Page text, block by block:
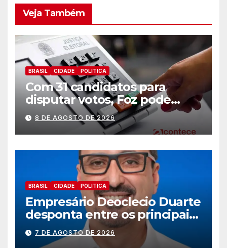
Veja Também
BRASIL CIDADE POLITICA
Com 31 candidatos para
disputar votos, Foz pode
perder representatividade
8 DE AGOSTO DE 2026
BRASIL CIDADE POLITICA
Empresário Deoclecio Duarte
desponta entre os principais
nomes do União Brasil para
deputado estadual
7 DE AGOSTO DE 2026